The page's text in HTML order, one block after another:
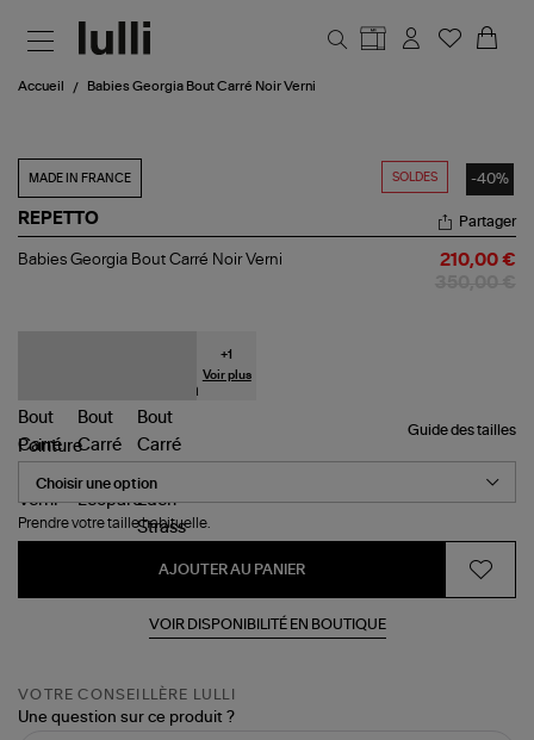
Accueil Babies Georgia Bout Carré Noir Verni
SOLDES -40%
MADE IN FRANCE
REPETTO
Babies
Partager
Babies Georgia Bout Carré Noir Verni 210,00 €
+1
Voir plus
Guide des tailles
Pointure
Prendre votre taille habituelle.
AJOUTER AU PANIER
VOIR DISPONIBILITÉ EN BOUTIQUE
VOTRE CONSEILLÈRE LULLI
Une question sur ce produit ?